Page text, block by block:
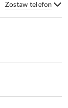
Zostaw telefon